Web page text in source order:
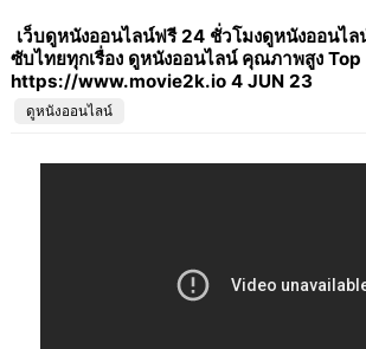
เว็บดูหนังออนไลน์ฟรี 24 ชั่วโมงดูหนังออนไ
ซับไทยทุกเรื่อง ดูหนังออนไลน์ คุณภาพสูง
https://www.movie2k.io 4 JUN 23
ดูหนังออนไลน์